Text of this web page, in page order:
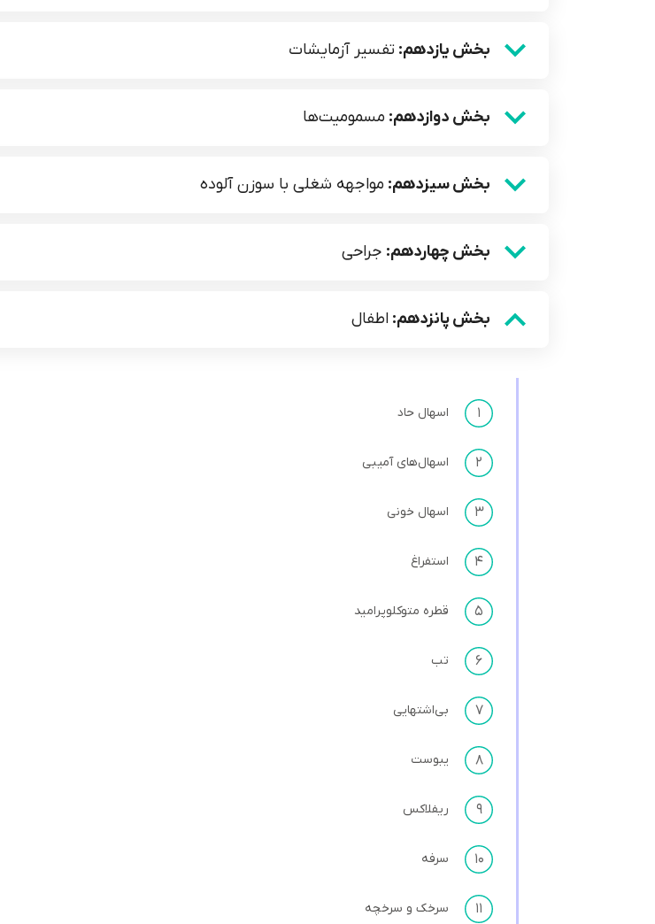
بخش یازدهم: تفسیر آزمایشات
بخش دوازدهم: مسمومیت‌ها
بخش سیزدهم: مواجهه شغلی با سوزن آلوده
بخش چهاردهم: جراحی
بخش پانزدهم: اطفال
۱ اسهال حاد
۲ اسهال‌های آمیبی
۳ اسهال خونی
۴ استفراغ
۵ قطره متوکلوپرامید
۶ تب
۷ بی‌اشتهایی
۸ یبوست
۹ ریفلاکس
۱۰ سرفه
۱۱ سرخک و سرخچه